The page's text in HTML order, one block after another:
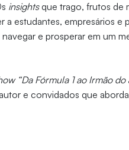
insights que trago, frutos de
estudantes, empresários e
e prosperar em um
“Da Fórmula 1 ao Irmão
e convidados que